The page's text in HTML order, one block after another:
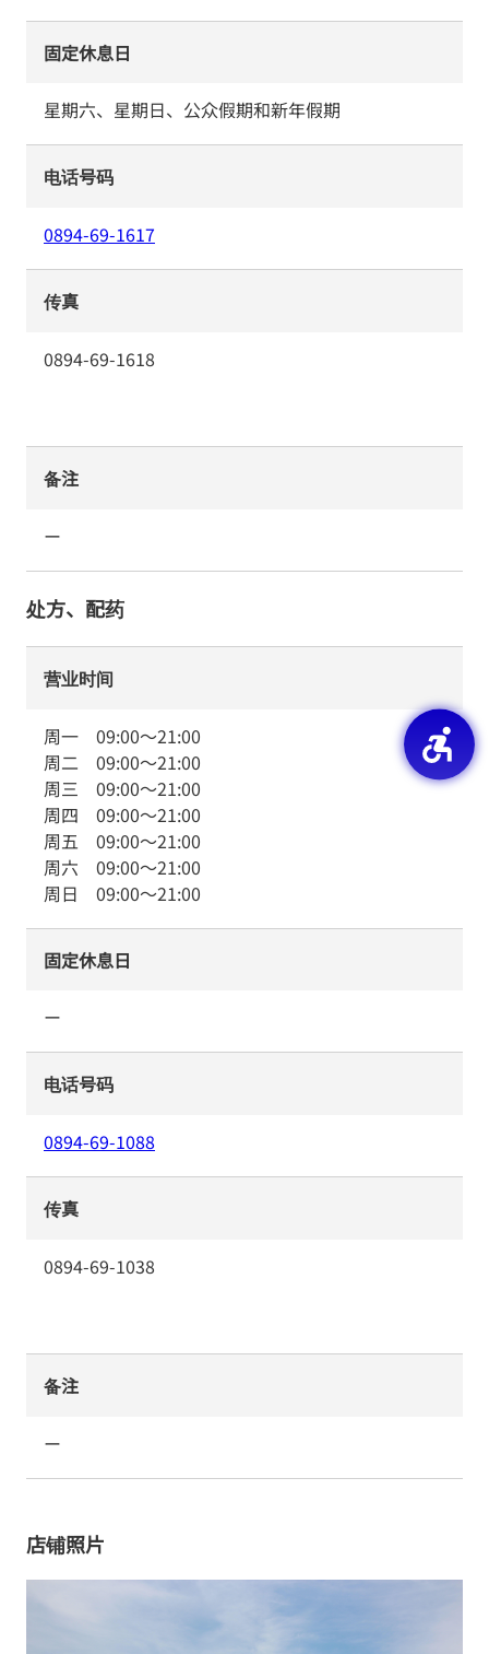
固定休息日
星期六、星期日、公众假期和新年假期
电话号码
0894-69-1617
传真
0894-69-1618
备注
ー
处方、配药
营业时间
周一 09:00～21:00
周二 09:00～21:00
周三 09:00～21:00
周四 09:00～21:00
周五 09:00～21:00
周六 09:00～21:00
周日 09:00～21:00
固定休息日
ー
电话号码
0894-69-1088
传真
0894-69-1038
备注
ー
店铺照片